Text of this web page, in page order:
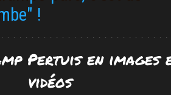
!
Pertuis en images
vidéos